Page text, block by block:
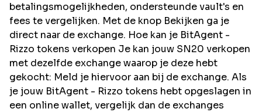
betalingsmogelijkheden, ondersteunde vault's en
fees te vergelijken. Met de knop Bekijken ga je
direct naar de exchange. Hoe kan je BitAgent -
Rizzo tokens verkopen Je kan jouw SN20 verkopen
met dezelfde exchange waarop je deze hebt
gekocht: Meld je hiervoor aan bij de exchange. Als
je jouw BitAgent - Rizzo tokens hebt opgeslagen in
een online wallet, vergelijk dan de exchanges